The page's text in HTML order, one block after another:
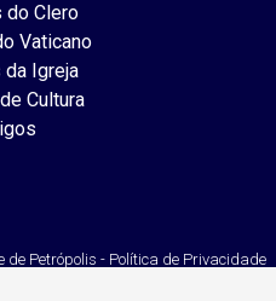
do Clero
Vaticano
da Igreja
Cultura
de Petrópolis - Política de Privacidade